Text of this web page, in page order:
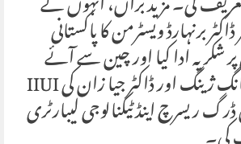
برنہارڈ ویسٹرمن کا پاکستانی
شکریہ ادا کیا اور چین سے آئےپروفیسر ڈاکٹر یان فانگ ژینگ اور ڈاکٹر جیا زان کی IIUI
ریسرچ اینڈ ٹیکنالوجی لیبارٹری